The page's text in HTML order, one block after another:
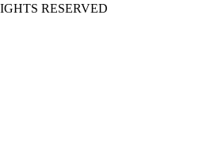
RESERVED